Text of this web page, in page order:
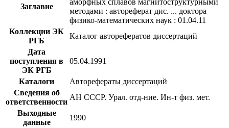
Заглавие
методами : автореферат дис. ... доктора
физико-математических наук : 01.04.11
Коллекции ЭК
РГБ
Каталог авторефератов диссертаций
Дата
поступления в
ЭК РГБ
05.04.1991
Каталоги
Авторефераты диссертаций
Сведения об
ответственности
АН СССР. Урал. отд-ние. Ин-т физ. мет.
Выходные
данные
1990